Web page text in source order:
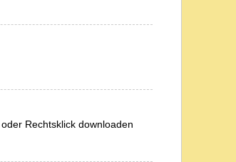
Rechtsklick downloaden